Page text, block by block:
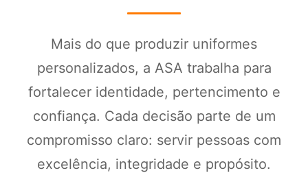
Mais do que produzir uniformes
personalizados, a ASA trabalha para
fortalecer identidade, pertencimento e
confiança. Cada decisão parte de um
compromisso claro: servir pessoas com
excelência, integridade e propósito.